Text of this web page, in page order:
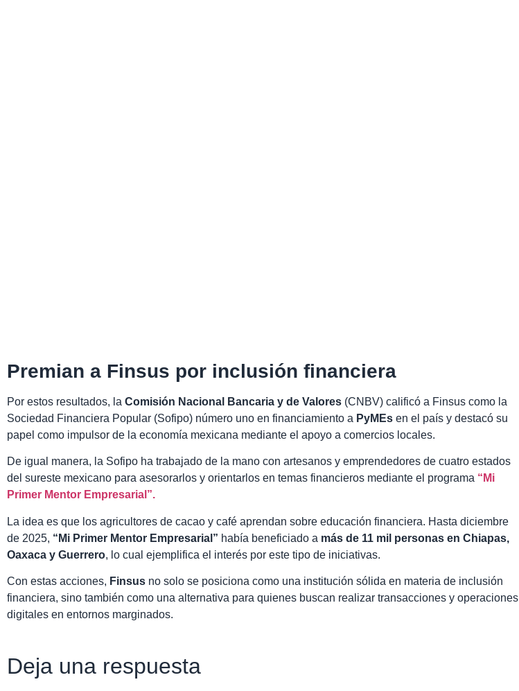
Premian a Finsus por inclusión financiera
Por estos resultados, la Comisión Nacional Bancaria y de Valores (CNBV) calificó a Finsus como la
Sociedad Financiera Popular (Sofipo) número uno en financiamiento a PyMEs en el país y destacó su
papel como impulsor de la economía mexicana mediante el apoyo a comercios locales.
De igual manera, la Sofipo ha trabajado de la mano con artesanos y emprendedores de cuatro estados
del sureste mexicano para asesorarlos y orientarlos en temas financieros mediante el programa “Mi
Primer Mentor Empresarial”.
La idea es que los agricultores de cacao y café aprendan sobre educación financiera. Hasta diciembre
de 2025, “Mi Primer Mentor Empresarial” había beneficiado a más de 11 mil personas en Chiapas,
Oaxaca y Guerrero, lo cual ejemplifica el interés por este tipo de iniciativas.
Con estas acciones, Finsus no solo se posiciona como una institución sólida en materia de inclusión
financiera, sino también como una alternativa para quienes buscan realizar transacciones y operaciones
digitales en entornos marginados.
Deja una respuesta